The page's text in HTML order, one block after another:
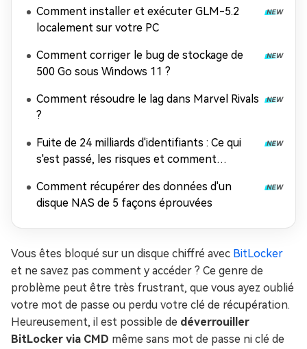
Comment installer et exécuter GLM-5.2
localement sur votre PC
Comment corriger le bug de stockage de
500 Go sous Windows 11 ?
Comment résoudre le lag dans Marvel Rivals
?
Fuite de 24 milliards d'identifiants : Ce qui
s'est passé, les risques et comment
Comment récupérer des données d'un
disque NAS de 5 façons éprouvées
Vous êtes bloqué sur un disque chiffré avec BitLocker
et ne savez pas comment y accéder ? Ce genre de
problème peut être très frustrant, que vous ayez oublié
votre mot de passe ou perdu votre clé de récupération.
Heureusement, il est possible de déverrouiller
BitLocker via CMD même sans mot de passe ni clé de